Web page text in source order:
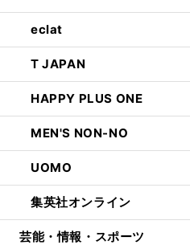
eclat
T JAPAN
HAPPY PLUS ONE
MEN'S NON-NO
UOMO
集英社オンライン
芸能・情報・スポーツ